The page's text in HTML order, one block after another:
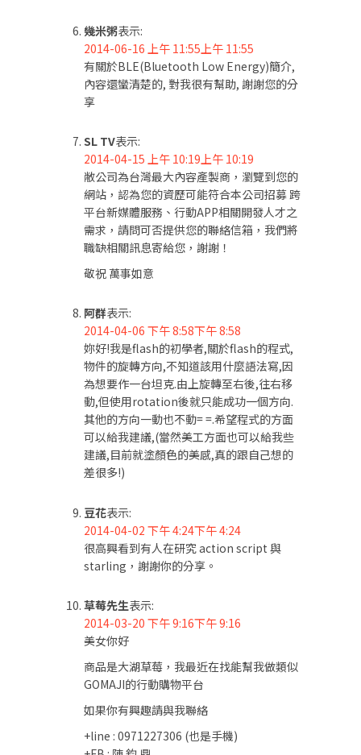
幾米粥表示:
2014-06-16 上午 11:55上午 11:55
有關於BLE(Bluetooth Low Energy)簡介,
內容還蠻清楚的, 對我很有幫助, 謝謝您的分
享
SL TV表示:
2014-04-15 上午 10:19上午 10:19
敝公司為台灣最大內容產製商，瀏覽到您的
網站，認為您的資歷可能符合本公司招募 跨
平台新媒體服務、行動APP相關開發人才之
需求，請問可否提供您的聯絡信箱，我們將
職缺相關訊息寄給您，謝謝！
敬祝 萬事如意
阿群表示:
2014-04-06 下午 8:58下午 8:58
妳好!我是flash的初學者,關於flash的程式,
物件的旋轉方向,不知道該用什麼語法寫,因
為想要作一台坦克.由上旋轉至右後,往右移
動,但使用rotation後就只能成功一個方向.
其他的方向一動也不動= =.希望程式的方面
可以給我建議,(當然美工方面也可以給我些
建議,目前就塗顏色的美感,真的跟自己想的
差很多!)
豆花表示:
2014-04-02 下午 4:24下午 4:24
很高興看到有人在研究 action script 與
starling，謝謝你的分享。
草莓先生表示:
2014-03-20 下午 9:16下午 9:16
美女你好
商品是大湖草莓，我最近在找能幫我做類似
GOMAJI的行動購物平台
如果你有興趣請與我聯絡
+line : 0971227306 (也是手機)